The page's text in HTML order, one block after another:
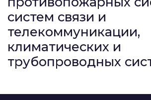
систем связи и
телекоммуникации,
климатических и
трубопроводных